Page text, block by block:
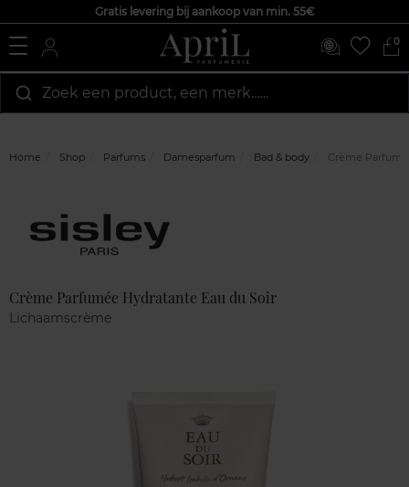
Gratis levering bij aankoop van min. 55€
0
Zoek een product, een merk…...
Home Shop Parfums Damesparfum Bad & body Crème
Crème Parfumée Hydratante Eau du Soir
Lichaamscrème